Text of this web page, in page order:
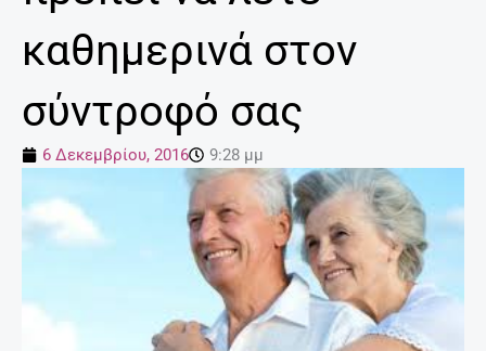
καθημερινά στον
σύντροφό σας
6 Δεκεμβρίου, 2016 9:28 μμ